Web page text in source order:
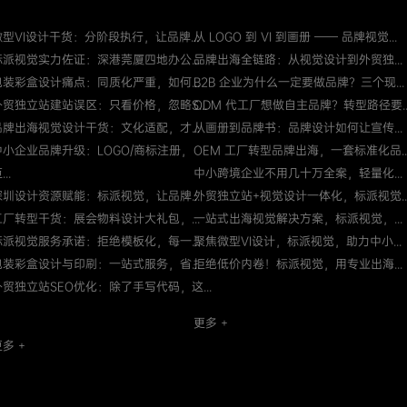
型VI设计干货：分阶段执行，让品牌...
派视觉实力佐证：深港莞厦四地办公...
装彩盒设计痛点：同质化严重，如何...
贸独立站建站误区：只看价格，忽略S...
牌出海视觉设计干货：文化适配，才...
企业品牌升级：LOGO/商标注册，
圳设计资源赋能：标派视觉，让品牌...
厂转型干货：展会物料设计大礼包，...
派视觉服务承诺：拒绝模板化，每一...
装彩盒设计与印刷：一站式服务，省...
独立站SEO优化：除了手写代码，这...
多 +
从 LOGO 到 VI 到画册 —— 品牌视觉...
品牌出海全链路：从视觉设计到外贸独...
B2B 企业为什么一定要做品牌？三个现...
ODM 代工厂想做自主品牌？转型路径要
从画册到品牌书：品牌设计如何让宣传...
OEM 工厂转型品牌出海，一套标准化品
中小跨境企业不用几十万全案，轻量化...
外贸独立站+视觉设计一体化，标派视觉
一站式出海视觉解决方案，标派视觉，...
聚焦微型VI设计，标派视觉，助力中小...
拒绝低价内卷！标派视觉，用专业出海...
更多 +